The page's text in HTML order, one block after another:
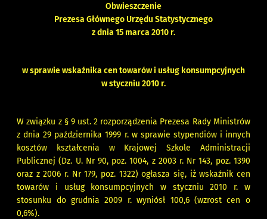
Obwieszczenie
Prezesa Głównego Urzędu Statystycznego
z dnia 15 marca 2010 r.
w sprawie wskaźnika cen towarów i usług konsumpcyjnych
w styczniu 2010 r.
W związku z § 9 ust. 2 rozporządzenia Prezesa Rady Ministrów
z dnia 29 października 1999 r. w sprawie stypendiów i innych
kosztów kształcenia w Krajowej Szkole Administracji
Publicznej (Dz. U. Nr 90, poz. 1004, z 2003 r. Nr 143, poz. 1390
oraz z 2006 r. Nr 179, poz. 1322) ogłasza się, iż wskaźnik cen
towarów i usług konsumpcyjnych w styczniu 2010 r. w
stosunku do grudnia 2009 r. wyniósł 100,6 (wzrost cen o
0,6%).